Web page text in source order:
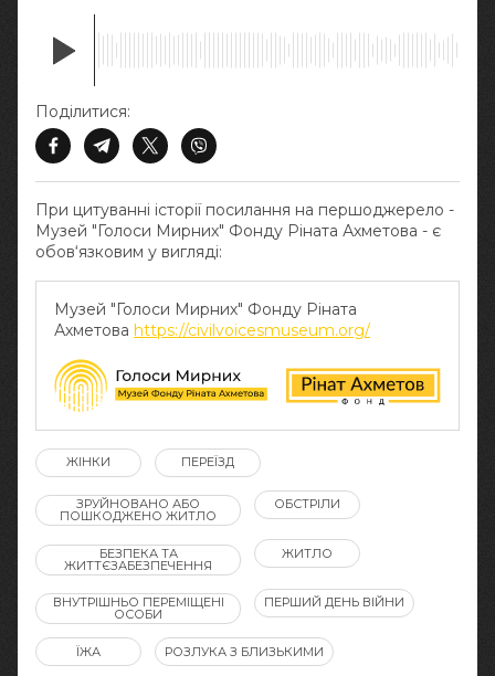
При цитуванні історії посилання на першоджерело -
Музей "Голоси Мирних" Фонду Ріната Ахметова - є
обов‘язковим у вигляді:
Музей "Голоси Мирних" Фонду Ріната
Ахметова https://civilvoicesmuseum.org/
Поділитися:
ЖІНКИ ПЕРЕЇЗД
ЗРУЙНОВАНО АБО
ПОШКОДЖЕНО ЖИТЛО
ОБСТРІЛИ
БЕЗПЕКА ТА
ЖИТТЄЗАБЕЗПЕЧЕННЯ
ЖИТЛО
ВНУТРІШНЬО ПЕРЕМІЩЕНІ
ОСОБИ
ПЕРШИЙ ДЕНЬ ВІЙНИ
ЇЖА РОЗЛУКА З БЛИЗЬКИМИ